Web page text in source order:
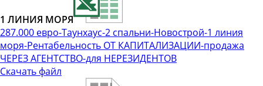
1 ЛИНИЯ МОРЯ
287.000 евро-Таунхаус-2 спальни-Новострой-1 линия
моря-Рентабельность ОТ КАПИТАЛИЗАЦИИ-продажа
ЧЕРЕЗ АГЕНТСТВО-для НЕРЕЗИДЕНТОВ
Скачать файл